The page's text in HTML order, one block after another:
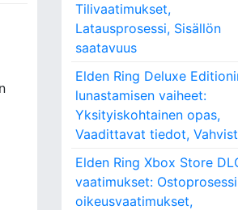
Tilivaatimukset,
Latausprosessi, Sisällön
saatavuus
Elden Ring Deluxe
lunastamisen vaiheet:
Yksityiskohtainen opas,
Vaadittavat tiedot,
Elden Ring Xbox Store
vaatimukset:
oikeusvaatimukset,